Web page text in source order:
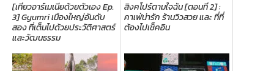
[เที่ยวอาร์เมเนียด้วยตัวเอง Ep.
3] Gyumri เมืองใหญ่อันดับ
สอง ที่เต็มไปด้วยประวัติศาสตร์
และวัฒนธรรม
สิงคโปร์ตามใจฉัน [ตอนที่ 2] :
คาเฟ่น่ารัก ร้านวิวสวย และ ที่ที่
ต้องไปเช็คอิน